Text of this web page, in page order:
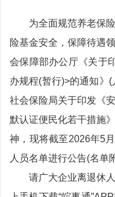
为全面规范养老保
险基金安全，保障待遇
会保障部办公厅《关于
办规程(暂行)>的通知》
社会保险局关于印发《
默认证便民化若干措施
神，现将截至2026年5
人员名单进行公告(名单
请广大企业离退休